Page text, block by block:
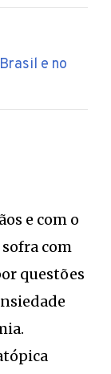
e no
e com o
com
questões